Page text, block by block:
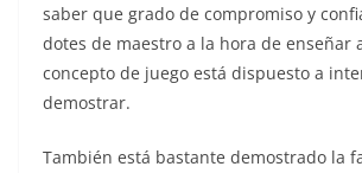
saber que grado de compromiso y
dotes de maestro a la hora de enseñar
concepto de juego está dispuesto a
demostrar.
También está bastante demostrado la